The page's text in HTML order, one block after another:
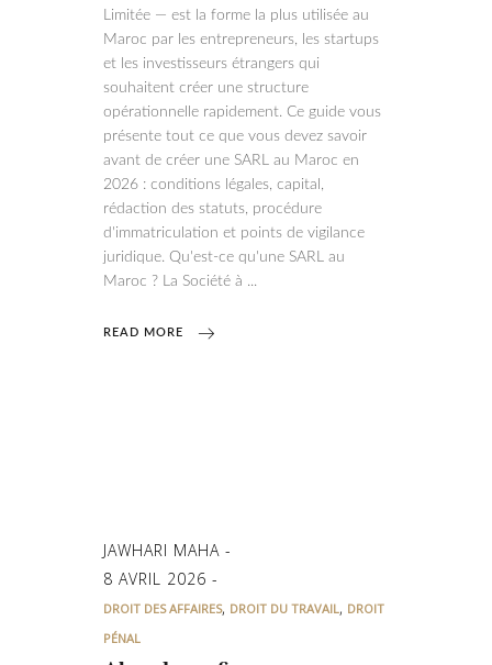
Limitée — est la forme la plus utilisée au
Maroc par les entrepreneurs, les startups
et les investisseurs étrangers qui
souhaitent créer une structure
opérationnelle rapidement. Ce guide vous
présente tout ce que vous devez savoir
avant de créer une SARL au Maroc en
2026 : conditions légales, capital,
rédaction des statuts, procédure
d'immatriculation et points de vigilance
juridique. Qu'est-ce qu'une SARL au
Maroc ? La Société à
READ MORE
JAWHARI MAHA
8 AVRIL 2026
DROIT DES AFFAIRES, DROIT DU TRAVAIL, DROIT
PÉNAL